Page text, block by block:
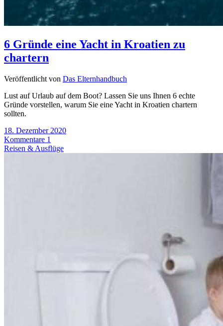
6 Gründe eine Yacht in Kroatien zu
chartern
Veröffentlicht von Das Elternhandbuch
Lust auf Urlaub auf dem Boot? Lassen Sie uns Ihnen 6 echte
Gründe vorstellen, warum Sie eine Yacht in Kroatien chartern
sollten.
18. Dezember 2020
Kommentare 1
Reisen & Ausflüge